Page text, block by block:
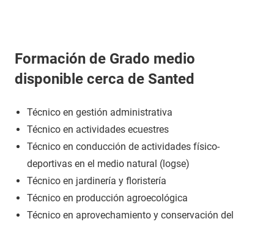
Formación de Grado medio
disponible cerca de Santed
Técnico en gestión administrativa
Técnico en actividades ecuestres
Técnico en conducción de actividades físico-
deportivas en el medio natural (logse)
Técnico en jardinería y floristería
Técnico en producción agroecológica
Técnico en aprovechamiento y conservación del